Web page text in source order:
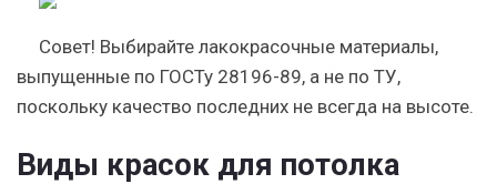
Совет! Выбирайте лакокрасочные материалы,
выпущенные по ГОСТу 28196-89, а не по ТУ,
поскольку качество последних не всегда на высоте.
Виды красок для потолка